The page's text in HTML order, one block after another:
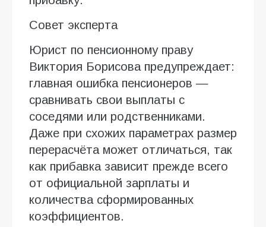
Совет эксперта
Юрист по пенсионному праву
Виктория Борисова предупреждает:
главная ошибка пенсионеров —
сравнивать свои выплаты с
соседями или родственниками.
Даже при схожих параметрах размер
перерасчёта может отличаться, так
как прибавка зависит прежде всего
от официальной зарплаты и
количества сформированных
коэффициентов.